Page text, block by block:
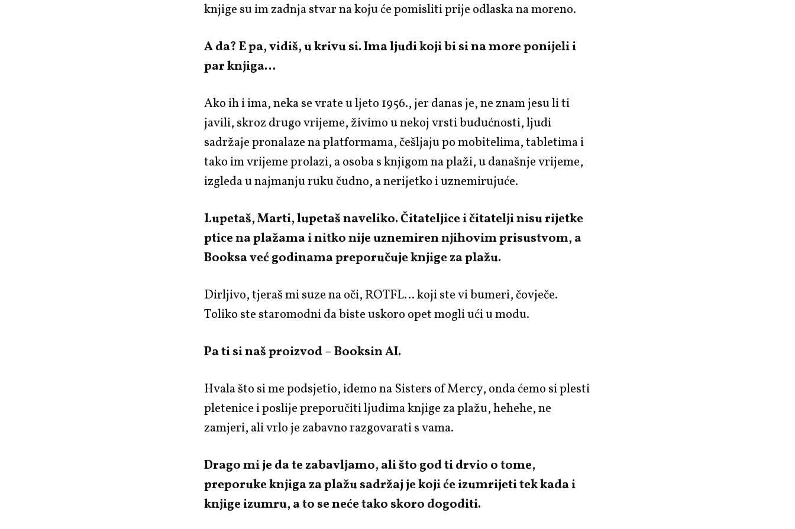
knjige su im zadnja stvar na koju će pomisliti prije odlaska na moreno.
A da? E pa, vidiš, u krivu si. Ima ljudi koji bi si na more ponijeli i
par knjiga…
Ako ih i ima, neka se vrate u ljeto 1956., jer danas je, ne znam jesu li ti
javili, skroz drugo vrijeme, živimo u nekoj vrsti budućnosti, ljudi
sadržaje pronalaze na platformama, češljaju po mobitelima, tabletima i
tako im vrijeme prolazi, a osoba s knjigom na plaži, u današnje vrijeme,
izgleda u najmanju ruku čudno, a nerijetko i uznemirujuće.
Lupetaš, Marti, lupetaš naveliko. Čitateljice i čitatelji nisu rijetke
ptice na plažama i nitko nije uznemiren njihovim prisustvom, a
Booksa već godinama preporučuje knjige za plažu.
Dirljivo, tjeraš mi suze na oči, ROTFL… koji ste vi bumeri, čovječe.
Toliko ste staromodni da biste uskoro opet mogli ući u modu.
Pa ti si naš proizvod – Booksin AI.
Hvala što si me podsjetio, idemo na Sisters of Mercy, onda ćemo si plesti
pletenice i poslije preporučiti ljudima knjige za plažu, hehehe, ne
zamjeri, ali vrlo je zabavno razgovarati s vama.
Drago mi je da te zabavljamo, ali što god ti drvio o tome,
preporuke knjiga za plažu sadržaj je koji će izumrijeti tek kada i
knjige izumru, a to se neće tako skoro dogoditi.